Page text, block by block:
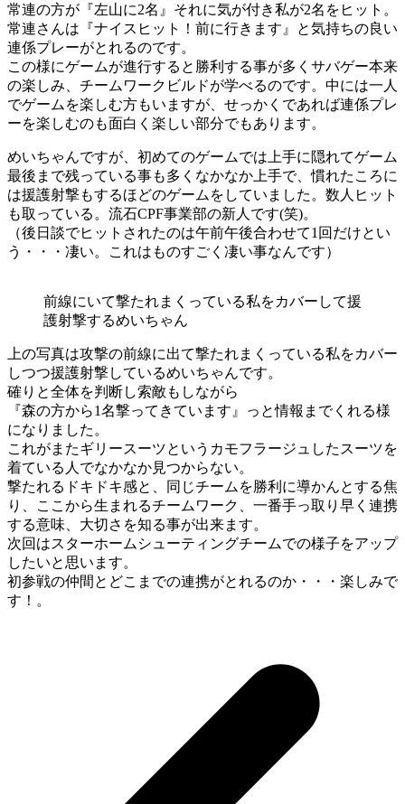
常連の方が『左山に2名』それに気が付き私が2名をヒット。
常連さんは『ナイスヒット！前に行きます』と気持ちの良い
連係プレーがとれるのです。
この様にゲームが進行すると勝利する事が多くサバゲー本来
の楽しみ、チームワークビルドが学べるのです。中には一人
でゲームを楽しむ方もいますが、せっかくであれば連係プレ
ーを楽しむのも面白く楽しい部分でもあります。
めいちゃんですが、初めてのゲームでは上手に隠れてゲーム
最後まで残っている事も多くなかなか上手で、慣れたころに
は援護射撃もするほどのゲームをしていました。数人ヒット
も取っている。流石CPF事業部の新人です(笑)。
（後日談でヒットされたのは午前午後合わせて1回だけとい
う・・・凄い。これはものすごく凄い事なんです）
前線にいて撃たれまくっている私をカバーして援
護射撃するめいちゃん
上の写真は攻撃の前線に出て撃たれまくっている私をカバー
しつつ援護射撃しているめいちゃんです。
確りと全体を判断し索敵もしながら
『森の方から1名撃ってきています』っと情報までくれる様
になりました。
これがまたギリースーツというカモフラージュしたスーツを
着ている人でなかなか見つからない。
撃たれるドキドキ感と、同じチームを勝利に導かんとする焦
り、ここから生まれるチームワーク、一番手っ取り早く連携
する意味、大切さを知る事が出来ます。
次回はスターホームシューティングチームでの様子をアップ
したいと思います。
初参戦の仲間とどこまでの連携がとれるのか・・・楽しみで
す！。